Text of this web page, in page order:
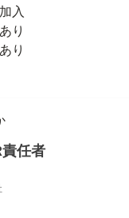
入
り
り
任者